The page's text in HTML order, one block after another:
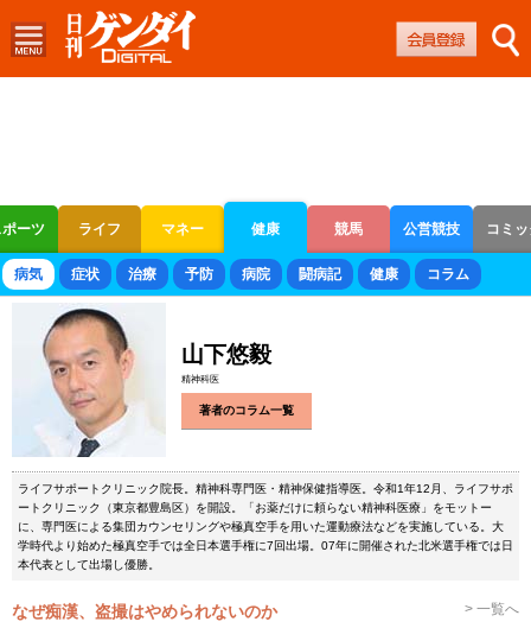
ーツ ライフ マネー 健康 競馬 公営競技 コミ
ボートレース 競輪 オートレース
病気 症状 治療 予防 病院 闘病記 健康 コラム
山下悠毅
精神科医
著者のコラム一覧
ライフサポートクリニック院長。精神科専門医・精神保健指導医。令和1年12月、ライフサポ
ートクリニック（東京都豊島区）を開設。「お薬だけに頼らない精神科医療」をモットー
に、専門医による集団カウンセリングや極真空手を用いた運動療法などを実施している。大
学時代より始めた極真空手では全日本選手権に7回出場。07年に開催された北米選手権では日
本代表として出場し優勝。
なぜ痴漢、盗撮はやめられないのか > 一覧へ